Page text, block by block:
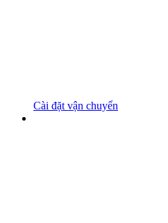
Cài đặt vận chuyển